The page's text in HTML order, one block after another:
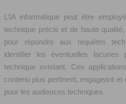
L’IA informatique peut être
technique précis et de haute
pour répondre aux requêtes
identifier les éventuelles lacunes
technique existant. Ces
contenu plus pertinent, engageant
pour les audiences techniques.